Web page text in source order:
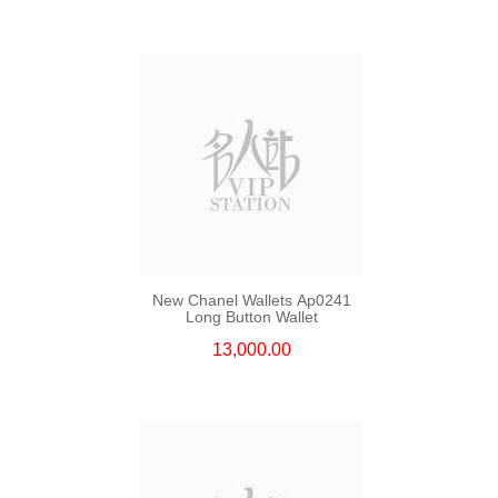
New Chanel Wallets Ap0241
Long Button Wallet
13,000.00